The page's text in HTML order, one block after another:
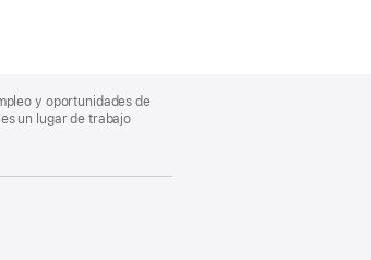
y oportunidades de
un lugar de trabajo